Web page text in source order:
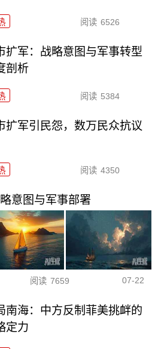
阅读 6526
扩军：战略意图与军事转型
剖析
阅读 5384
扩军引民怨，数万民众抗议
阅读 4350
意图与军事部署
阅读 7659 07-22
南海：中方反制菲美挑衅的
定力